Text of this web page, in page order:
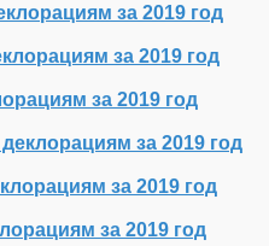
за 2019 год
за 2019 год
за 2019 год
за 2019 год
за 2019 год
за 2019 год